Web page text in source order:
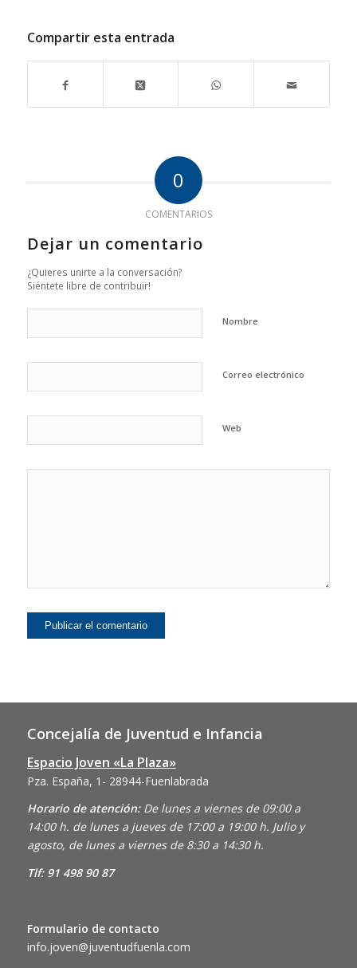
Compartir esta entrada
0
COMENTARIOS
Dejar un comentario
¿Quieres unirte a la conversación?
Siéntete libre de contribuir!
Nombre
Correo electrónico
Web
Concejalía de Juventud e Infancia
Espacio Joven «La Plaza»
Pza. España, 1- 28944-Fuenlabrada
Horario de atención: De lunes a viernes de 09:00 a
14:00 h. de lunes a jueves de 17:00 a 19:00 h. Julio y
agosto, de lunes a viernes de 8:30 a 14:30 h.
Tlf: 91 498 90 87
Formulario de contacto
info.joven@juventudfuenla.com